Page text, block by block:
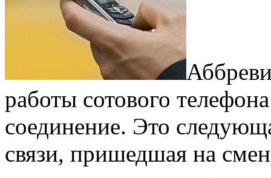
работы сотового
соединение. Это
связи, пришедшая на